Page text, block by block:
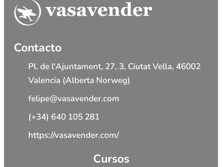
Contacto
Pl. de l'Ajuntament, 27, 3, Ciutat Vella, 46002
Valencia (Alberta Norweg)
felipe@vasavender.com
(+34) 640 105 281
https://vasavender.com/
Cursos